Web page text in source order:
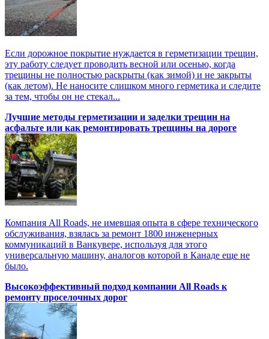
Если дорожное покрытие нуждается в герметизации трещин,
эту работу следует проводить весной или осенью, когда
трещины не полностью раскрыты (как зимой) и не закрыты
(как летом). Не наносите слишком много герметика и следите
за тем, чтобы он не стекал...
Лучшие методы герметизации и заделки трещин на
асфальте или как ремонтировать трещины на дороге
Компания All Roads, не имевшая опыта в сфере технического
обслуживания, взялась за ремонт 1800 инженерных
коммуникаций в Ванкувере, используя для этого
универсальную машину, аналогов которой в Канаде еще не
было.
Высокоэффективный подход компании All Roads к
ремонту проселочных дорог